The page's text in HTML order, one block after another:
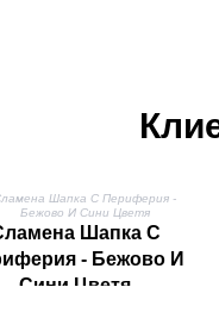
Шапка С
- Бежово И
Сини Цветя